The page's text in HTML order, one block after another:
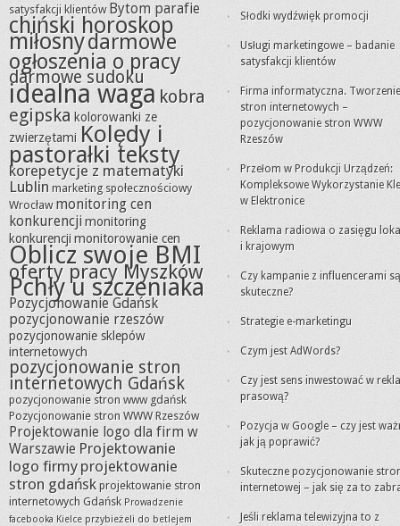
satysfakcji klientów Bytom parafie
chiński horoskop
miłosnydarmowe
ogłoszenia o pracy
darmowe sudoku
idealna waga kobra
egipska kolorowanki ze
zwierzętami Kolędy i
pastorałki teksty
korepetycje z matematyki
Lublin marketing społecznościowy
Wrocław monitoring cen
konkurencjimonitoring
konkurencjimonitorowanie cen
Oblicz swoje BMI
oferty pracy Myszków
Pchły u szczeniaka
Pozycjonowanie Gdańsk
pozycjonowanie rzeszów
pozycjonowanie sklepów
internetowych
pozycjonowanie stron
internetowych Gdańsk
pozycjonowanie stron www gdańsk
Pozycjonowanie stron WWW Rzeszów
Projektowanie logo dla firm w
Warszawie Projektowanie
logo firmy projektowanie
stron gdańsk projektowanie stron
internetowych Gdańsk Prowadzenie
facebooka Kielce przybieżeli do betlejem
Słodki wydźwięk promocji
Usługi marketingowe – badanie
satysfakcji klientów
Firma informatyczna. Tworzenie
stron internetowych –
pozycjonowanie stron WWW
Rzeszów
Przełom w Produkcji Urządzeń:
Kompleksowe Wykorzystanie
w Elektronice
Reklama radiowa o zasięgu
i krajowym
Czy kampanie z influencerami są
skuteczne?
Strategie e-marketingu
Czym jest AdWords?
Czy jest sens inwestować w
prasową?
Pozycja w Google – czy jest
jak ją poprawić?
Skuteczne pozycjonowanie
internetowej – jak się za to
Jeśli reklama telewizyjna to z